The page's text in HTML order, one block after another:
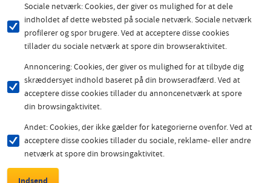
Sociale netværk: Cookies, der giver os mulighed for at dele
indholdet af dette websted på sociale netværk. Sociale netværk
profilerer og spor brugere. Ved at acceptere disse cookies
tillader du sociale netværk at spore din browseraktivitet.
Annoncering: Cookies, der giver os mulighed for at tilbyde dig
skræddersyet indhold baseret på din browseradfærd. Ved at
acceptere disse cookies tillader du annoncenetværk at spore
din browsingaktivitet.
Andet: Cookies, der ikke gælder for kategorierne ovenfor. Ved at
acceptere disse cookies tillader du sociale, reklame- eller andre
netværk at spore din browsingaktivitet.